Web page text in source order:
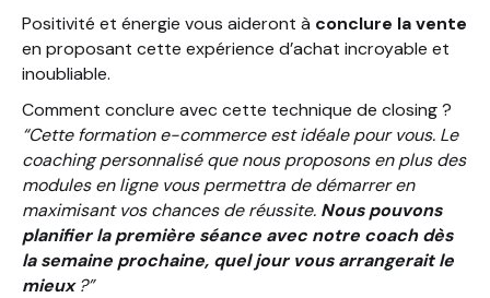
Positivité et énergie vous aideront à conclure la vente
en proposant cette expérience d’achat incroyable et
inoubliable.
Comment conclure avec cette technique de closing ?
“Cette formation e-commerce est idéale pour vous. Le
coaching personnalisé que nous proposons en plus des
modules en ligne vous permettra de démarrer en
maximisant vos chances de réussite. Nous pouvons
planifier la première séance avec notre coach dès
la semaine prochaine, quel jour vous arrangerait le
mieux?”